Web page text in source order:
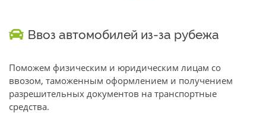
Ввоз автомобилей из-за рубежа
Поможем физическим и юридическим лицам со
ввозом, таможенным оформлением и получением
разрешительных документов на транспортные
средства.